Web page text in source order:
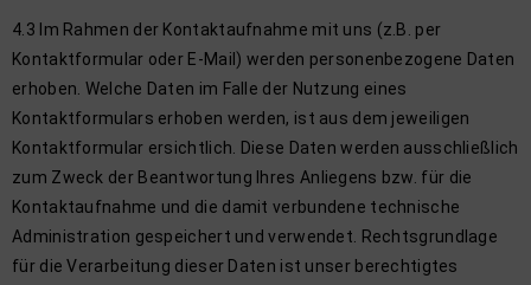
4.3 Im Rahmen der Kontaktaufnahme mit uns (z.B. per
Kontaktformular oder E-Mail) werden personenbezogene Daten
erhoben. Welche Daten im Falle der Nutzung eines
Kontaktformulars erhoben werden, ist aus dem jeweiligen
Kontaktformular ersichtlich. Diese Daten werden ausschließlich
zum Zweck der Beantwortung Ihres Anliegens bzw. für die
Kontaktaufnahme und die damit verbundene technische
Administration gespeichert und verwendet. Rechtsgrundlage
für die Verarbeitung dieser Daten ist unser berechtigtes